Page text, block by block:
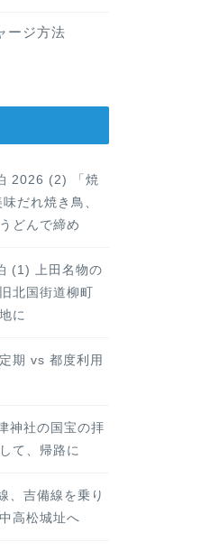
ージ方法
2026 (2) 「焼
だれ焼き鳥、
どんで締め
(1) 上田名物の
北国街道柳町
に
期 vs 都度利用
神社の国宝の拝
て、帰路に
、吉備線を乗り
高松城址へ